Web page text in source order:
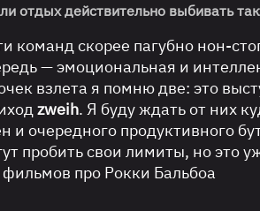
отдых действительно выбивать
команд скорее пагубно нон-
— эмоциональная и
взлета я помню две: это
zweih. Я буду ждать от них
и очередного продуктивного
пробить свои лимиты, но это
про Рокки Бальбоа